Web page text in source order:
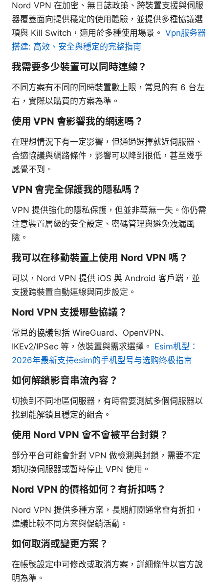
Nord VPN 在加密、無日誌政策、跨裝置支援與伺服
器覆蓋面向提供穩定的使用體驗，並提供多種協議選
項與 Kill Switch，適用於多種使用場景。 Vpn服务器
搭建: 高效、安全與穩定的完整指南
我需要多少裝置可以同時連線？
不同方案有不同的同時裝置數上限，常見的有 6 台左
右，實際以購買的方案為準。
使用 VPN 會影響我的網速嗎？
在理想情況下有一定影響，但通過選擇就近伺服器、
合適協議與網路條件，影響可以降到很低，甚至幾乎
感覺不到。
VPN 會完全保護我的隱私嗎？
VPN 提供強化的隱私保護，但並非萬無一失。你仍需
注意裝置層級的安全設定、密碼管理與避免洩漏風
險。
我可以在移動裝置上使用 Nord VPN 嗎？
可以，Nord VPN 提供 iOS 與 Android 客戶端，並
支援跨裝置自動連線與同步設定。
Nord VPN 支援哪些協議？
常見的協議包括 WireGuard、OpenVPN、
IKEv2/IPSec 等，依裝置與需求選擇。 Esim机型：
2026年最新支持esim的手机型号与选购终极指南
如何解鎖影音串流內容？
切換到不同地區伺服器，有時需要測試多個伺服器以
找到能解鎖且穩定的組合。
使用 Nord VPN 會不會被平台封鎖？
部分平台可能會針對 VPN 做檢測與封鎖，需要不定
期切換伺服器或暫時停止 VPN 使用。
Nord VPN 的價格如何？有折扣嗎？
Nord VPN 提供多種方案，長期訂閱通常會有折扣，
建議比較不同方案與促銷活動。
如何取消或變更方案？
在帳號設定中可修改或取消方案，詳細條件以官方說
明為準。